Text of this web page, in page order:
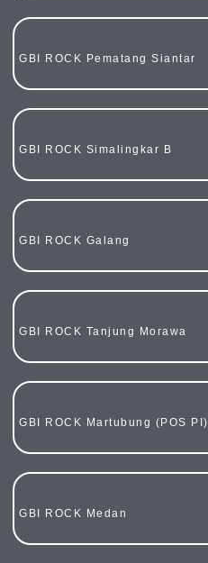
GBI ROCK Pematang Siantar
GBI ROCK Simalingkar B
GBI ROCK Galang
GBI ROCK Tanjung Morawa
GBI ROCK Martubung (POS PI)
GBI ROCK Medan